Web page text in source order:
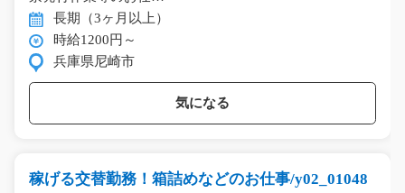
長期（3ヶ月以上）
時給1200円～
兵庫県尼崎市
気になる
稼げる交替勤務！箱詰めなどのお仕事/y02_01048